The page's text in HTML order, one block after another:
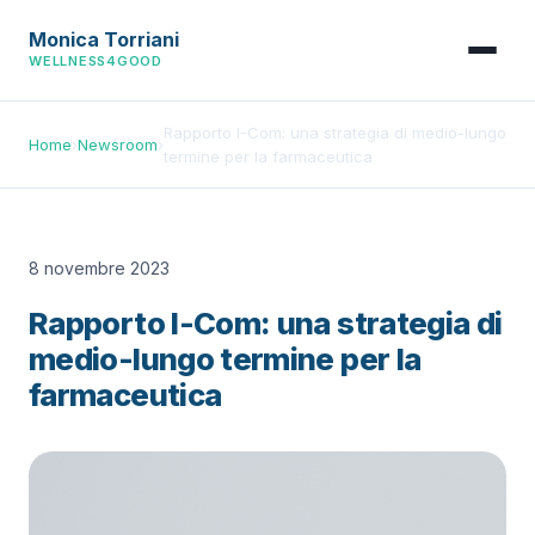
Monica Torriani
WELLNESS4GOOD
Home›Newsroom›
Rapporto I-Com: una strategia di medio-lungo
termine per la farmaceutica
8 novembre 2023
Rapporto I-Com: una strategia di
medio-lungo termine per la
farmaceutica